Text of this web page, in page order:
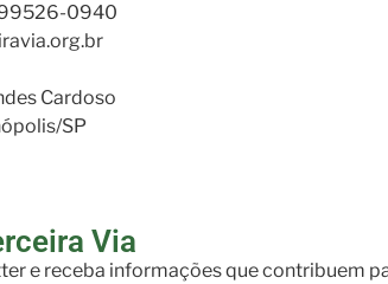
99526-0940
Cardoso
SP
Via
e receba informações que contribuem